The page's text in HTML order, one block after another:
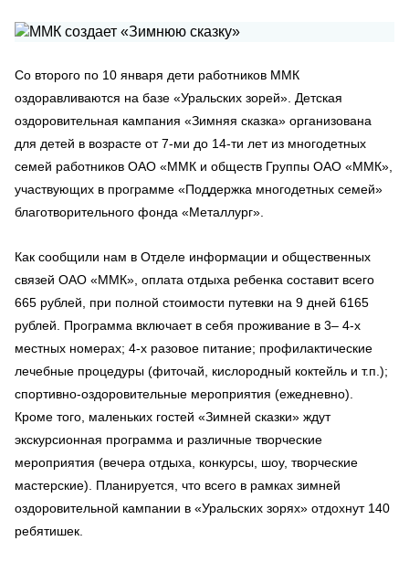
Со второго по 10 января дети работников ММК
оздоравливаются на базе «Уральских зорей». Детская
оздоровительная кампания «Зимняя сказка» организована
для детей в возрасте от 7-ми до 14-ти лет из многодетных
семей работников ОАО «ММК и обществ Группы ОАО «ММК»,
участвующих в программе «Поддержка многодетных семей»
благотворительного фонда «Металлург».
Как сообщили нам в Отделе информации и общественных
связей ОАО «ММК», оплата отдыха ребенка составит всего
665 рублей, при полной стоимости путевки на 9 дней 6165
рублей. Программа включает в себя проживание в 3– 4-х
местных номерах; 4-х разовое питание; профилактические
лечебные процедуры (фиточай, кислородный коктейль и т.п.);
спортивно-оздоровительные мероприятия (ежедневно).
Кроме того, маленьких гостей «Зимней сказки» ждут
экскурсионная программа и различные творческие
мероприятия (вечера отдыха, конкурсы, шоу, творческие
мастерские). Планируется, что всего в рамках зимней
оздоровительной кампании в «Уральских зорях» отдохнут 140
ребятишек.